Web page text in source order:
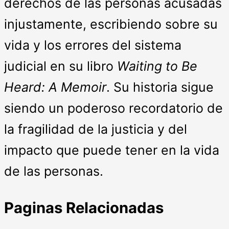
derechos de las personas acusadas
injustamente, escribiendo sobre su
vida y los errores del sistema
judicial en su libro Waiting to Be
Heard: A Memoir. Su historia sigue
siendo un poderoso recordatorio de
la fragilidad de la justicia y del
impacto que puede tener en la vida
de las personas.
Paginas Relacionadas